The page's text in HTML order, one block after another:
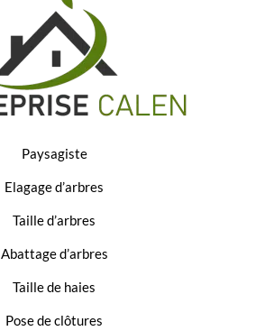
Paysagiste
Elagage d’arbres
Taille d’arbres
Abattage d’arbres
Taille de haies
Pose de clôtures